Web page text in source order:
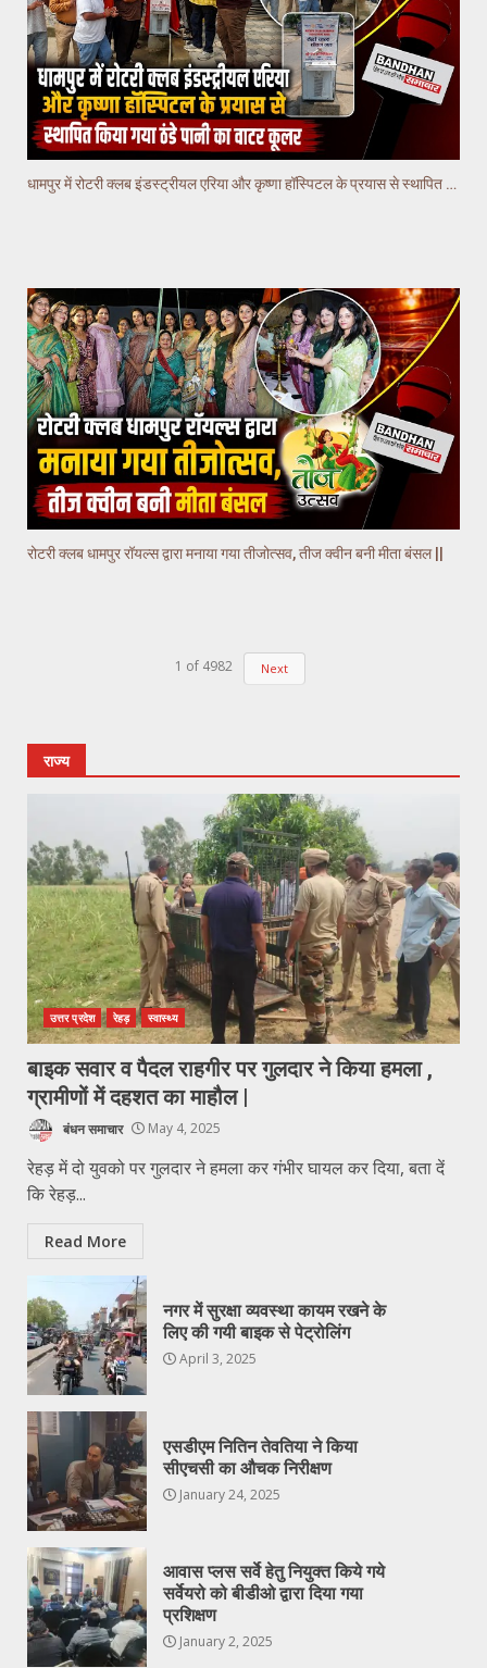
धामपुर में रोटरी क्लब इंडस्ट्रीयल एरिया और कृष्णा हॉस्पिटल के प्रयास से स्थापित किया गया वाटर कूलर
रोटरी क्लब धामपुर रॉयल्स द्वारा मनाया गया तीजोत्सव, तीज क्वीन बनी मीता बंसल ||
1 of 4982 Next
राज्य
उत्तर प्रदेश रेहड़ स्वास्थ्य
बाइक सवार व पैदल राहगीर पर गुलदार ने किया हमला ,
ग्रामीणों में दहशत का माहौल |
बंधन समाचार May 4, 2025
रेहड़ में दो युवको पर गुलदार ने हमला कर गंभीर घायल कर दिया, बता दें
कि रेहड़...
Read More
नगर में सुरक्षा व्यवस्था कायम रखने के
लिए की गयी बाइक से पेट्रोलिंग
April 3, 2025
एसडीएम नितिन तेवतिया ने किया
सीएचसी का औचक निरीक्षण
January 24, 2025
आवास प्लस सर्वे हेतु नियुक्त किये गये
सर्वेयरो को बीडीओ द्वारा दिया गया
प्रशिक्षण
January 2, 2025